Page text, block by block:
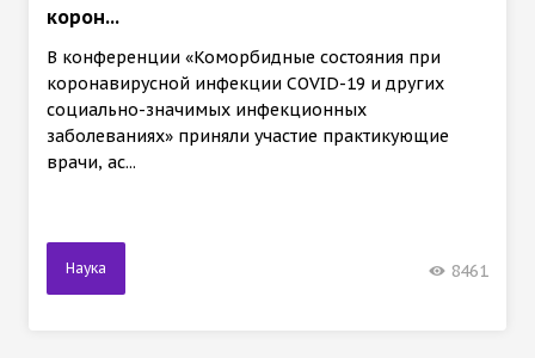
корон...
В конференции «Коморбидные состояния при
коронавирусной инфекции COVID-19 и других
социально-значимых инфекционных
заболеваниях» приняли участие практикующие
врачи, ас...
Наука 8461